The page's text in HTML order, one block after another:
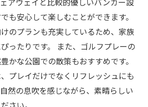
も安心して楽しむことができます。
のプランも充実しているため、家族
ったりです。 また、ゴルフプレーの
かな公園での散策もおすすめです。
プレイだけでなくリフレッシュにも
然の息吹を感じながら、素晴らしい